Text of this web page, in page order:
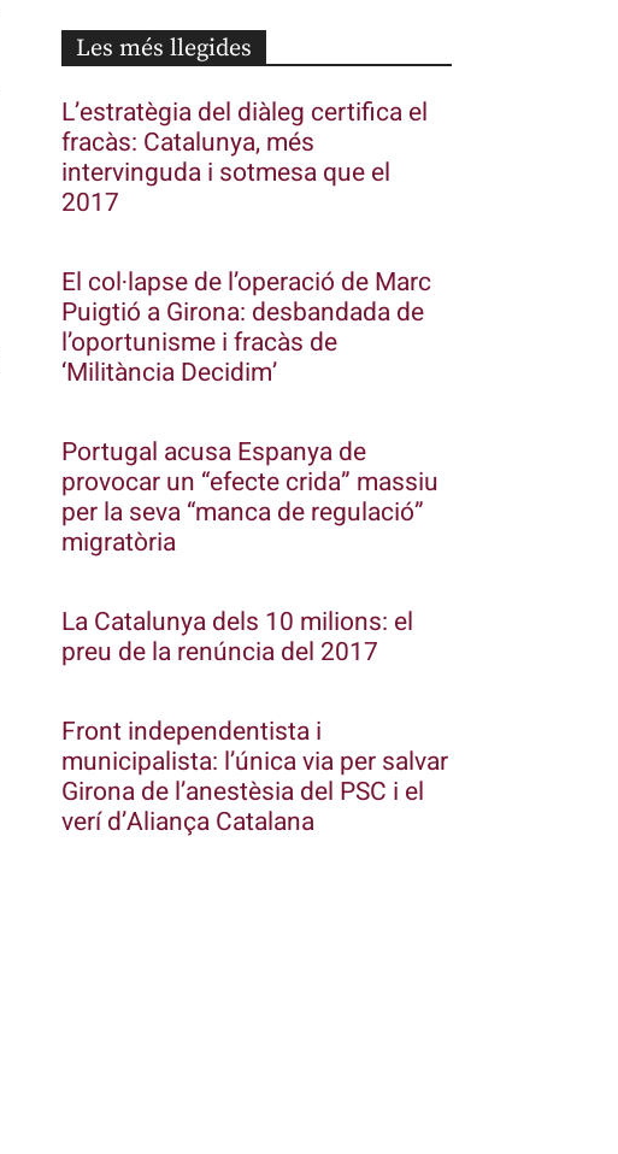
Les més llegides
L’estratègia del diàleg certifica el
fracàs: Catalunya, més
intervinguda i sotmesa que el
2017
El col·lapse de l’operació de Marc
Puigtió a Girona: desbandada de
l’oportunisme i fracàs de
‘Militància Decidim’
Portugal acusa Espanya de
provocar un “efecte crida” massiu
per la seva “manca de regulació”
migratòria
La Catalunya dels 10 milions: el
preu de la renúncia del 2017
Front independentista i
municipalista: l’única via per salvar
Girona de l’anestèsia del PSC i el
verí d’Aliança Catalana